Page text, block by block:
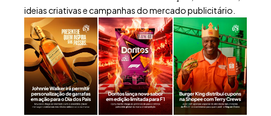
ideias criativas e campanhas do mercado publicitário.